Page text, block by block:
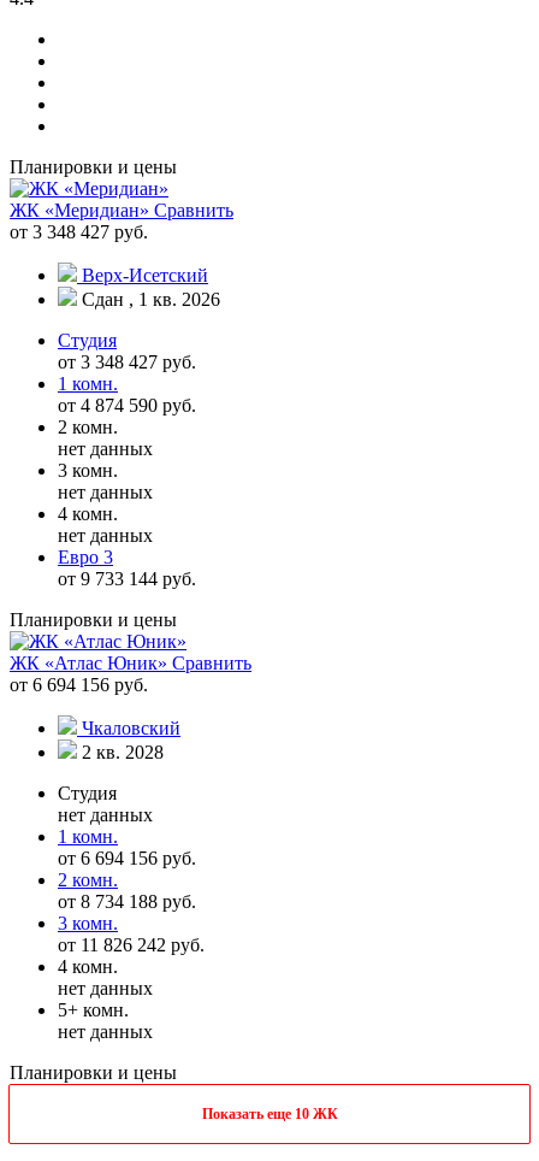
Планировки и цены
ЖК «Меридиан» Сравнить
от 3 348 427 руб.
Верх-Исетский
Сдан , 1 кв. 2026
Студия
от 3 348 427 руб.
1 комн.
от 4 874 590 руб.
2 комн.
нет данных
3 комн.
нет данных
4 комн.
нет данных
Евро 3
от 9 733 144 руб.
Планировки и цены
ЖК «Атлас Юник» Сравнить
от 6 694 156 руб.
Чкаловский
2 кв. 2028
Студия
нет данных
1 комн.
от 6 694 156 руб.
2 комн.
от 8 734 188 руб.
3 комн.
от 11 826 242 руб.
4 комн.
нет данных
5+ комн.
нет данных
Планировки и цены
Показать еще 10 ЖК